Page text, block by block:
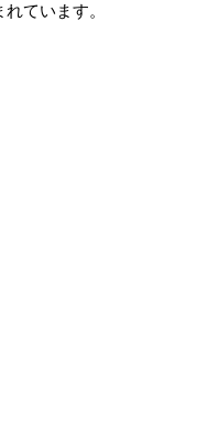
ています。